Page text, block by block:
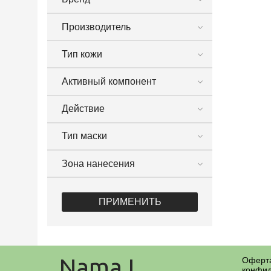
Производитель
Тип кожи
Активный компонент
Действие
Тип маски
Зона нанесения
ПРИМЕНИТЬ